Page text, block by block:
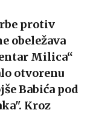
protiv
obeležava
Milica“
otvorenu
Babića pod
Kroz